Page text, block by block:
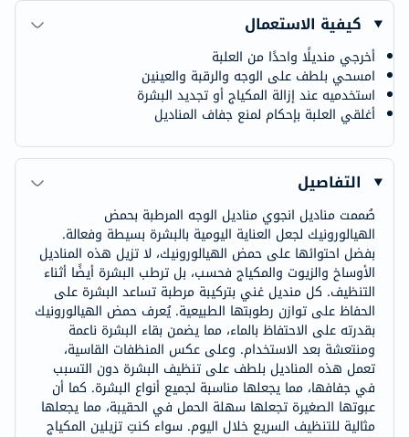
كيفية الاستعمال
أخرجي منديلًا واحدًا من العلبة
امسحي بلطف على الوجه والرقبة والعينين
استخدميه عند إزالة المكياج أو تجديد البشرة
أغلقي العلبة بإحكام لمنع جفاف المناديل
التفاصيل
صُممت مناديل انجوي مناديل الوجه المرطبة بحمض
الهيالورونيك لجعل العناية اليومية بالبشرة بسيطة وفعالة.
بفضل احتوائها على حمض الهيالورونيك، لا تزيل هذه المناديل
الأوساخ والزيوت والمكياج فحسب، بل ترطب البشرة أيضًا أثناء
التنظيف. كل منديل غني بتركيبة مرطبة تساعد البشرة على
الحفاظ على توازن رطوبتها الطبيعية. يُعرف حمض الهيالورونيك
بقدرته على الاحتفاظ بالماء، مما يضمن بقاء البشرة ناعمة
ومنتعشة بعد الاستخدام. وعلى عكس المنظفات القاسية،
تعمل هذه المناديل بلطف على تنظيف البشرة دون التسبب
في جفافها، مما يجعلها مناسبة لجميع أنواع البشرة. كما أن
عبوتها الصغيرة تجعلها سهلة الحمل في الحقيبة، مما يجعلها
مثالية للتنظيف السريع خلال اليوم. سواء كنتِ تزيلين المكياج